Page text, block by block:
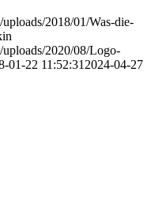
2018/01/Was-die-
2020/08/Logo-
01-22 11:52:31 2024-04-27